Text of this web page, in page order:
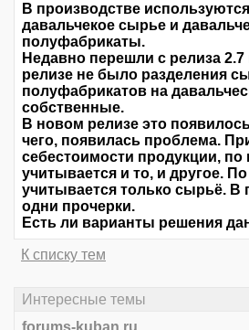
В производстве
давальчекое сырье и
полуфабрикаты.
Недавно перешли с релиза 2.7
релизе не было разделения
полуфабрикатов на
собственные.
В новом релизе это
чего, появилась проблема.
себестоимости продукции, по
учитывается и то, и другое.
учитывается только сырьё. В
одни прочерки.
Есть ли варианты решения
К списку тем
Интересные темы
forums-kuban.ru